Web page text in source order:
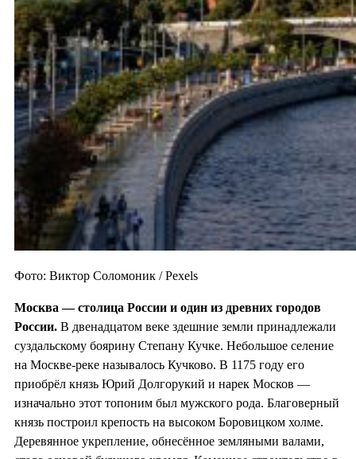
Фото: Виктор Соломоник / Pexels
Москва — столица России и один из древних городов
России. В двенадцатом веке здешние земли принадлежали
суздальскому боярину Степану Кучке. Небольшое селение
на Москве-реке называлось Кучково. В 1175 году его
приобрёл князь Юрий Долгорукий и нарек Москов —
изначально этот топоним был мужского рода. Благоверный
князь построил крепость на высоком Боровицком холме.
Деревянное укрепление, обнесённое земляными валами,